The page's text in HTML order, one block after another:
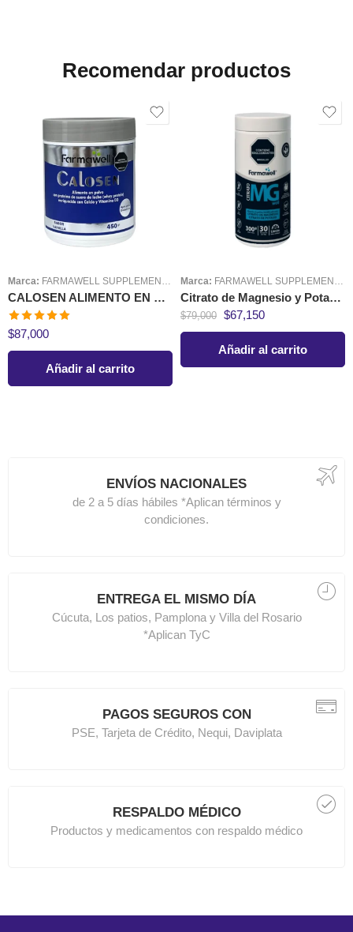
Recomendar productos
Marca: FARMAWELL SUPPLEMENTS
CALOSEN ALIMENTO EN POLVO CON CALCIO Y VITAMINA D3
Valorado en
5.00
$87,000
Añadir al carrito
Marca: FARMAWELL SUPPLEMENTS
Citrato de Magnesio y Potasio 300 gr Farmawell
$79,000 $67,150
Añadir al carrito
ENVÍOS NACIONALES
de 2 a 5 días hábiles *Aplican términos y
condiciones.
ENTREGA EL MISMO DÍA
Cúcuta, Los patios, Pamplona y Villa del Rosario
*Aplican TyC
PAGOS SEGUROS CON
PSE, Tarjeta de Crédito, Nequi, Daviplata
RESPALDO MÉDICO
Productos y medicamentos con respaldo médico